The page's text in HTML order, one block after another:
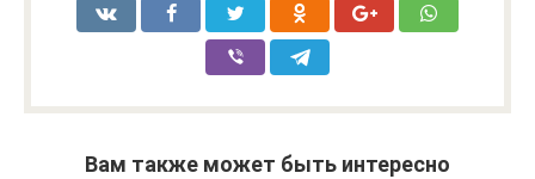
Вам также может быть интересно